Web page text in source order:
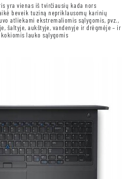
yra vienas iš tvirčiausių kada nors
beveik tuziną nepriklausomų karinių
atliekami ekstremaliomis sąlygomis, pvz.,
šaltyje, aukštyje, vandenyje ir drėgmėje – ir
lauko sąlygomis